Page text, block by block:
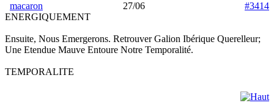
macaron 27/06
#3414
ENERGIQUEMENT
Ensuite, Nous Emergerons. Retrouver Galion Ibérique Querelleur;
Une Etendue Mauve Entoure Notre Temporalité.
TEMPORALITE